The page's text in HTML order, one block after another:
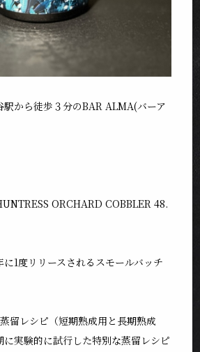
駅から徒歩３分のBAR ALMA(バーア
ORCHARD COBBLER 48.
に1度リリースされるスモールバッチ
留レシピ（短期熟成用と長期熟成
に実験的に試行した特別な蒸留レシピ